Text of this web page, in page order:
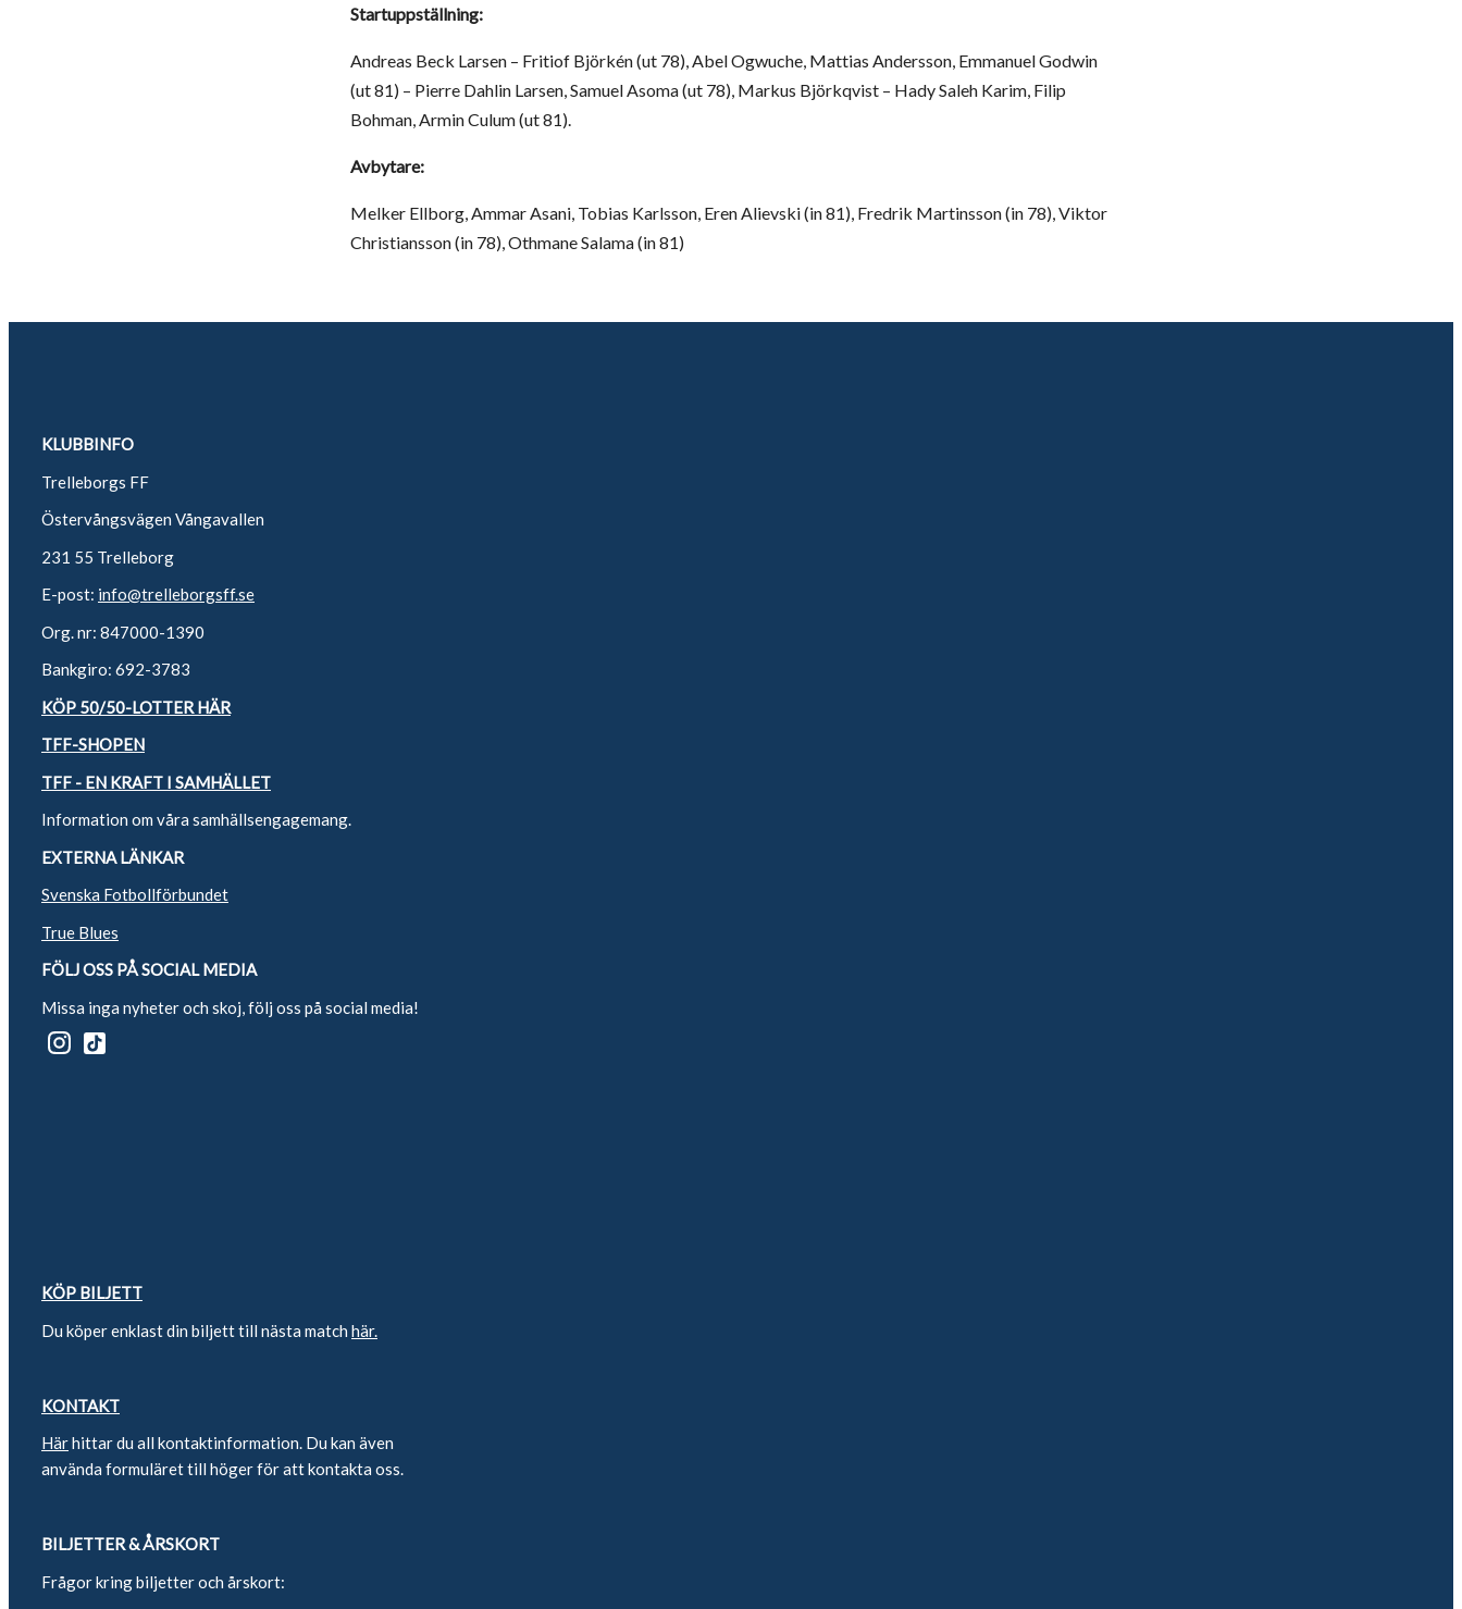
Startuppställning:
Andreas Beck Larsen – Fritiof Björkén (ut 78), Abel Ogwuche, Mattias Andersson, Emmanuel Godwin
(ut 81) – Pierre Dahlin Larsen, Samuel Asoma (ut 78), Markus Björkqvist – Hady Saleh Karim, Filip
Bohman, Armin Culum (ut 81).
Avbytare:
Melker Ellborg, Ammar Asani, Tobias Karlsson, Eren Alievski (in 81), Fredrik Martinsson (in 78), Viktor
Christiansson (in 78), Othmane Salama (in 81)
KLUBBINFO
Trelleborgs FF
Östervångsvägen Vångavallen
231 55 Trelleborg
E-post: info@trelleborgsff.se
Org. nr: 847000-1390
Bankgiro: 692-3783
KÖP 50/50-LOTTER HÄR
TFF-SHOPEN
TFF - EN KRAFT I SAMHÄLLET
Information om våra samhällsengagemang.
EXTERNA LÄNKAR
Svenska Fotbollförbundet
True Blues
FÖLJ OSS PÅ SOCIAL MEDIA
Missa inga nyheter och skoj, följ oss på social media!
KÖP BILJETT
Du köper enklast din biljett till nästa match här.
KONTAKT
Härhittar du all kontaktinformation. Du kan även
använda formuläret till höger för att kontakta oss.
BILJETTER & ÅRSKORT
Frågor kring biljetter och årskort: